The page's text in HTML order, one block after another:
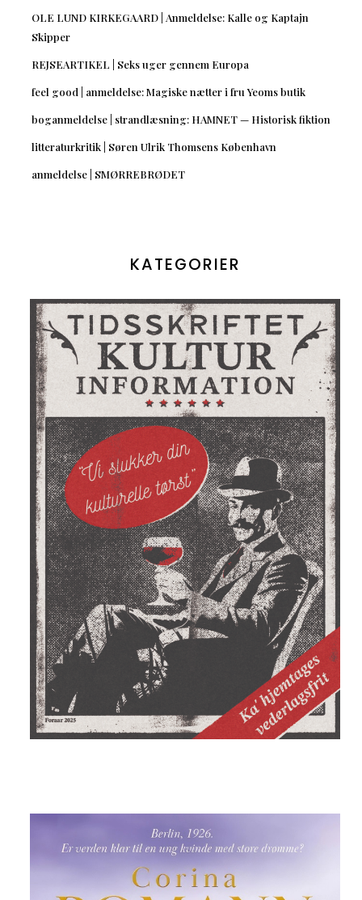
OLE LUND KIRKEGAARD | Anmeldelse: Kalle og Kaptajn
Skipper
REJSEARTIKEL | Seks uger gennem Europa
feel good | anmeldelse: Magiske nætter i fru Yeoms butik
boganmeldelse | strandlæsning: HAMNET — Historisk fiktion
litteraturkritik | Søren Ulrik Thomsens København
anmeldelse | SMØRREBRØDET
KATEGORIER